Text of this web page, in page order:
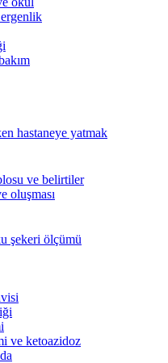
hastaneye yatmak
ve belirtiler
oluşması
şekeri ölçümü
ve ketoazidoz